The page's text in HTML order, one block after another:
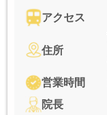
アクセス
住所
営業時間
院長